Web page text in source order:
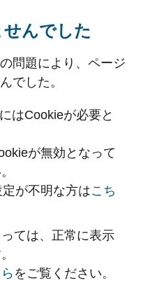
んでした
問題により、ページ
でした。
はCookieが必要と
が無効となって
が不明な方はこち
ては、正常に表示
をご覧ください。